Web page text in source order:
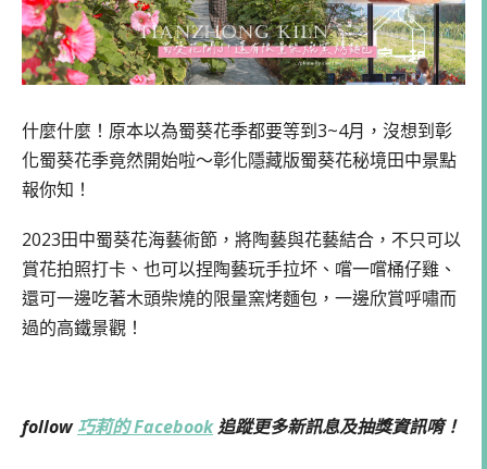
什麼什麼！原本以為蜀葵花季都要等到3~4月，沒想到彰
化蜀葵花季竟然開始啦～彰化隱藏版蜀葵花秘境田中景點
報你知！
2023田中蜀葵花海藝術節，將陶藝與花藝結合，不只可以
賞花拍照打卡、也可以捏陶藝玩手拉坏、嚐一嚐桶仔雞、
還可一邊吃著木頭柴燒的限量窯烤麵包，一邊欣賞呼嘯而
過的高鐵景觀！
follow巧莉的 Facebook追蹤更多新訊息及抽獎資訊唷！